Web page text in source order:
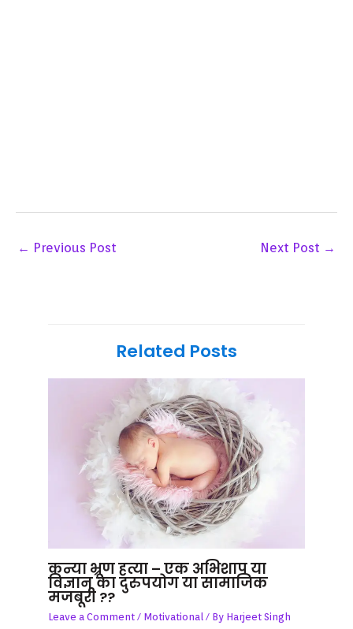
← Previous Post Next Post →
Related Posts
कन्या भ्रूण हत्या – एक अभिशाप या
विज्ञान का दुरुपयोग या सामाजिक
मजबूरी ??
Leave a Comment / Motivational / By Harjeet Singh